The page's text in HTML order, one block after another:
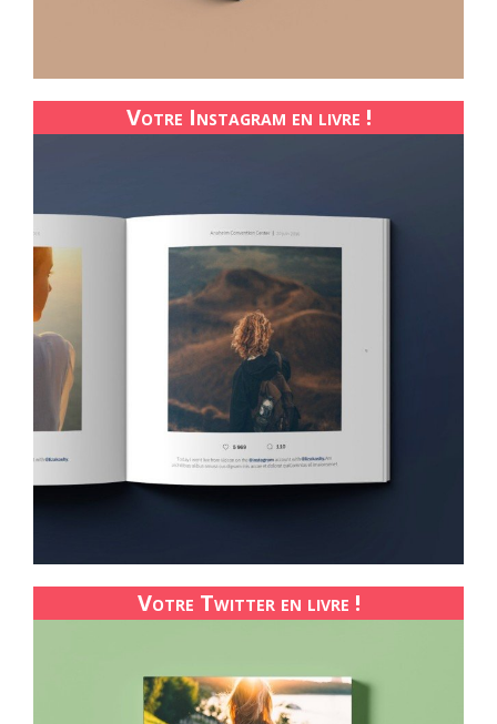
Votre Instagram en livre !
Votre Twitter en livre !